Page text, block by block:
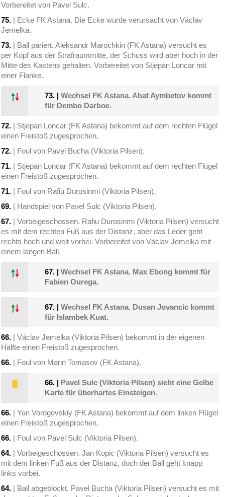
Vorbereitet von Pavel Sulc.
75. | Ecke FK Astana. Die Ecke wurde verursacht von Václav
Jemelka.
73. | Ball pariert. Aleksandr Marochkin (FK Astana) versucht es
per Kopf aus der Strafraummitte, der Schuss wird aber hoch in der
Mitte des Kastens gehalten. Vorbereitet von Stjepan Loncar mit
einer Flanke.
73. |Wechsel FK Astana. Abat Aymbetov kommt
für Dembo Darboe.
72. | Stjepan Loncar (FK Astana) bekommt auf dem rechten Flügel
einen Freistoß zugesprochen.
72. | Foul von Pavel Bucha (Viktoria Pilsen).
71. | Stjepan Loncar (FK Astana) bekommt auf dem rechten Flügel
einen Freistoß zugesprochen.
71. | Foul von Rafiu Durosinmi (Viktoria Pilsen).
69. | Handspiel von Pavel Sulc (Viktoria Pilsen).
67. | Vorbeigeschossen. Rafiu Durosinmi (Viktoria Pilsen) versucht
es mit dem rechten Fuß aus der Distanz, aber das Leder geht
rechts hoch und weit vorbei. Vorbereitet von Václav Jemelka mit
einem langen Ball.
67. |Wechsel FK Astana. Max Ebong kommt für
Fabien Ourega.
67. |Wechsel FK Astana. Dusan Jovancic kommt
für Islambek Kuat.
66. | Václav Jemelka (Viktoria Pilsen) bekommt in der eigenen
Hälfte einen Freistoß zugesprochen.
66. | Foul von Marin Tomasov (FK Astana).
66. | Pavel Sulc (Viktoria Pilsen) sieht eine Gelbe
Karte für überhartes Einsteigen.
66. | Yan Vorogovskiy (FK Astana) bekommt auf dem linken Flügel
einen Freistoß zugesprochen.
66. | Foul von Pavel Sulc (Viktoria Pilsen).
64. | Vorbeigeschossen. Jan Kopic (Viktoria Pilsen) versucht es
mit dem linken Fuß aus der Distanz, doch der Ball geht knapp
links vorbei.
64. | Ball abgeblockt. Pavel Bucha (Viktoria Pilsen) versucht es mit